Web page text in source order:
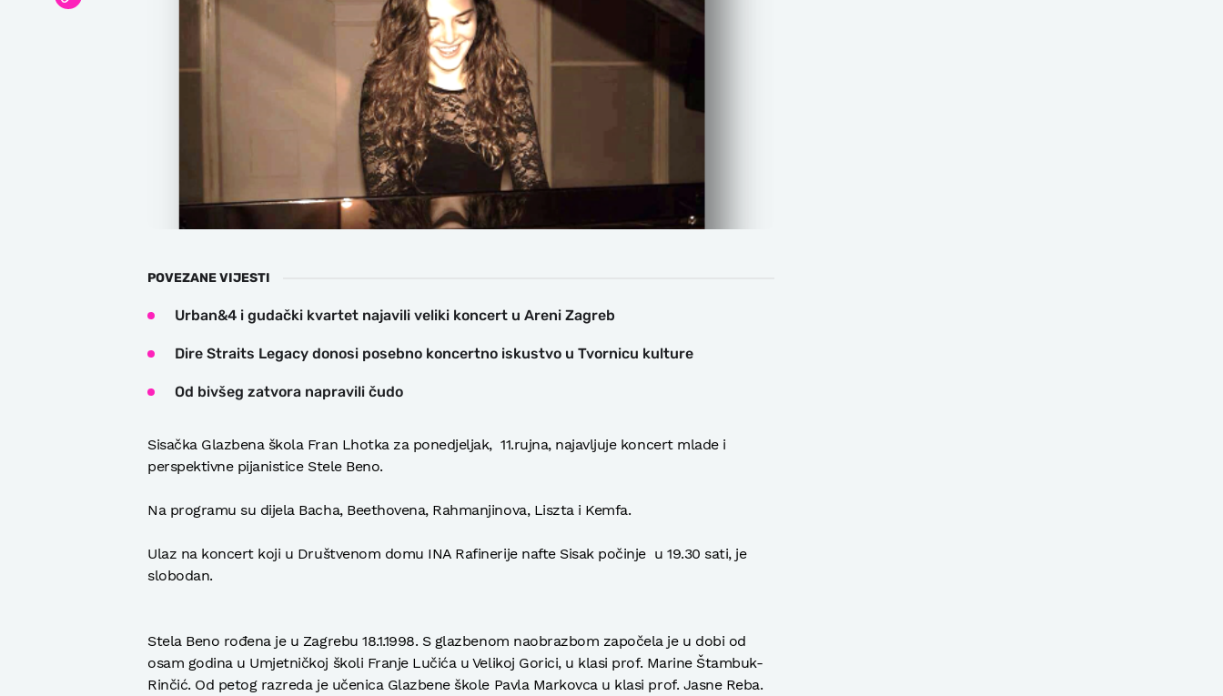
POVEZANE VIJESTI
Urban&4 i gudački kvartet najavili veliki koncert u Areni Zagreb
Dire Straits Legacy donosi posebno koncertno iskustvo u Tvornicu kulture
Od bivšeg zatvora napravili čudo
Sisačka Glazbena škola Fran Lhotka za ponedjeljak, 11.rujna, najavljuje koncert mlade i
perspektivne pijanistice Stele Beno.
Na programu su dijela Bacha, Beethovena, Rahmanjinova, Liszta i Kemfa.
Ulaz na koncert koji u Društvenom domu INA Rafinerije nafte Sisak počinje u 19.30 sati, je
slobodan.
Stela Beno rođena je u Zagrebu 18.1.1998. S glazbenom naobrazbom započela je u dobi od
osam godina u Umjetničkoj školi Franje Lučića u Velikoj Gorici, u klasi prof. Marine Štambuk-
Rinčić. Od petog razreda je učenica Glazbene škole Pavla Markovca u klasi prof. Jasne Reba.